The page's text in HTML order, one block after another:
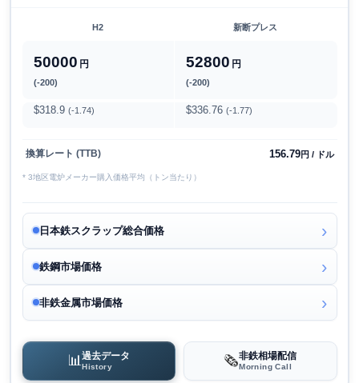
H2 新断プレス
50000 円
(-200)
52800 円
(-200)
$318.9 (-1.74) $336.76 (-1.77)
換算レート (TTB) 156.79円 / ドル
* 3地区電炉メーカー購入価格平均（トン当たり）
日本鉄スクラップ総合価格
鉄鋼市場価格
非鉄金属市場価格
📊過去データ
History 🗞️非鉄相場配信
Morning Call